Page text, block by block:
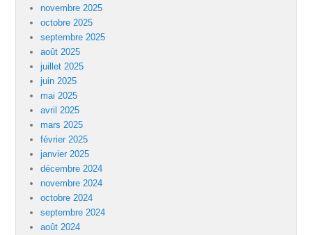
novembre 2025
octobre 2025
septembre 2025
août 2025
juillet 2025
juin 2025
mai 2025
avril 2025
mars 2025
février 2025
janvier 2025
décembre 2024
novembre 2024
octobre 2024
septembre 2024
août 2024